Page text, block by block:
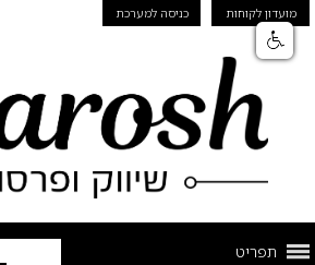
מועדון לקוחות כניסה למערכת
תפריט